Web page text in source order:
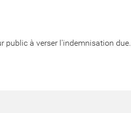
public à verser l'indemnisation due.